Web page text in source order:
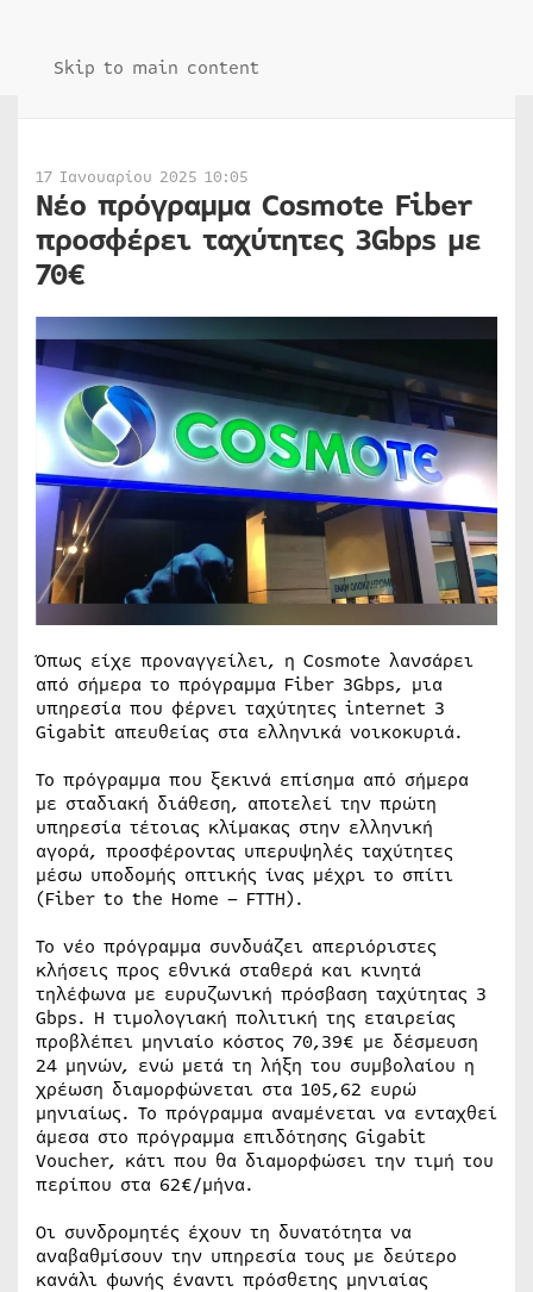
Skip to main content
17 Ιανουαρίου 2025 10:05
Νέο πρόγραμμα Cosmote Fiber
προσφέρει ταχύτητες 3Gbps με
70€
Όπως είχε προναγγείλει, η Cosmote λανσάρει
από σήμερα το πρόγραμμα Fiber 3Gbps, μια
υπηρεσία που φέρνει ταχύτητες internet 3
Gigabit απευθείας στα ελληνικά νοικοκυριά.
Το πρόγραμμα που ξεκινά επίσημα από σήμερα
με σταδιακή διάθεση, αποτελεί την πρώτη
υπηρεσία τέτοιας κλίμακας στην ελληνική
αγορά, προσφέροντας υπερυψηλές ταχύτητες
μέσω υποδομής οπτικής ίνας μέχρι το σπίτι
(Fiber to the Home – FTTH).
Το νέο πρόγραμμα συνδυάζει απεριόριστες
κλήσεις προς εθνικά σταθερά και κινητά
τηλέφωνα με ευρυζωνική πρόσβαση ταχύτητας 3
Gbps. Η τιμολογιακή πολιτική της εταιρείας
προβλέπει μηνιαίο κόστος 70,39€ με δέσμευση
24 μηνών, ενώ μετά τη λήξη του συμβολαίου η
χρέωση διαμορφώνεται στα 105,62 ευρώ
μηνιαίως. Το πρόγραμμα αναμένεται να ενταχθεί
άμεσα στο πρόγραμμα επιδότησης Gigabit
Voucher, κάτι που θα διαμορφώσει την τιμή του
περίπου στα 62€/μήνα.
Οι συνδρομητές έχουν τη δυνατότητα να
αναβαθμίσουν την υπηρεσία τους με δεύτερο
κανάλι φωνής έναντι πρόσθετης μηνιαίας